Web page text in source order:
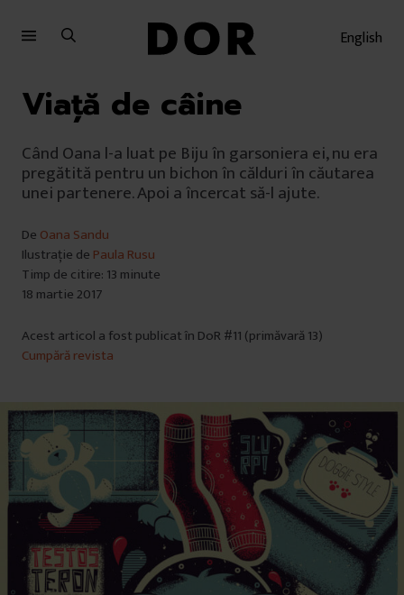
English
Viață de câine
Când Oana l-a luat pe Biju în garsoniera ei, nu era
pregătită pentru un bichon în călduri în căutarea
unei partenere. Apoi a încercat să-l ajute.
De Oana Sandu
Ilustrație de Paula Rusu
Timp de citire: 13 minute
18 martie 2017
Acest articol a fost publicat în DoR #11 (primăvară 13)
Cumpără revista